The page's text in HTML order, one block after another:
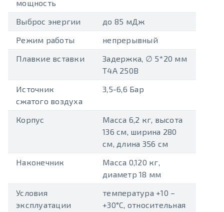
мощность
Выброс энергии
до 85 мДж
Режим работы
непрерывный
Плавкие вставки
Задержка, ∅ 5*20 мм
Т4А 250В
Источник
сжатого воздуха
3,5-6,6 Бар
Корпус
Масса 6,2 кг, высота
136 см, ширина 280
см, длина 356 см
Наконечник
Масса 0,120 кг,
диаметр 18 мм
Условия
эксплуатации
температура +10 –
+30°С, относительная